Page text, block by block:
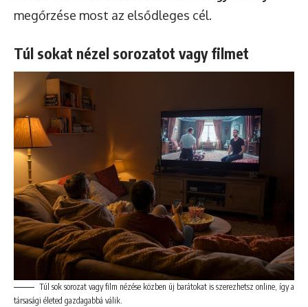
megőrzése most az elsődleges cél.
Túl sokat nézel sorozatot vagy filmet
Túl sok sorozat vagy film nézése közben új barátokat is szerezhetsz online, így a
társasági életed gazdagabbá válik.